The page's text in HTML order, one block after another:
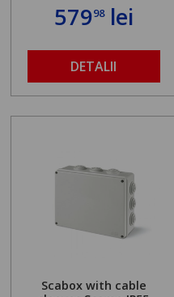
57998lei
DETALII
Scabox with cable